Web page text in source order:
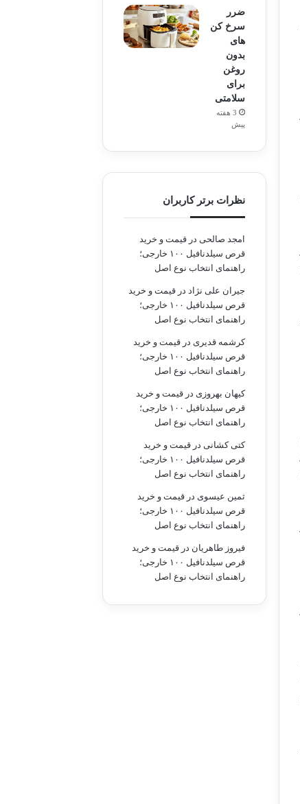
ضرر
سرخ کن
های
بدون
روغن
برای
سلامتی
3 هفته
پیش
نظرات برتر کاربران
امجد صالحیدر قیمت و خرید
قرص سیلدنافیل ۱۰۰ خارجی؛
راهنمای انتخاب نوع اصل
جیران علی نژاددر قیمت و خرید
قرص سیلدنافیل ۱۰۰ خارجی؛
راهنمای انتخاب نوع اصل
کرشمه قدیریدر قیمت و خرید
قرص سیلدنافیل ۱۰۰ خارجی؛
راهنمای انتخاب نوع اصل
کیهان بهروزیدر قیمت و خرید
قرص سیلدنافیل ۱۰۰ خارجی؛
راهنمای انتخاب نوع اصل
کتی کشانیدر قیمت و خرید
قرص سیلدنافیل ۱۰۰ خارجی؛
راهنمای انتخاب نوع اصل
ثمین عیسویدر قیمت و خرید
قرص سیلدنافیل ۱۰۰ خارجی؛
راهنمای انتخاب نوع اصل
فیروز طاهریان در قیمت و خرید
قرص سیلدنافیل ۱۰۰ خارجی؛
راهنمای انتخاب نوع اصل